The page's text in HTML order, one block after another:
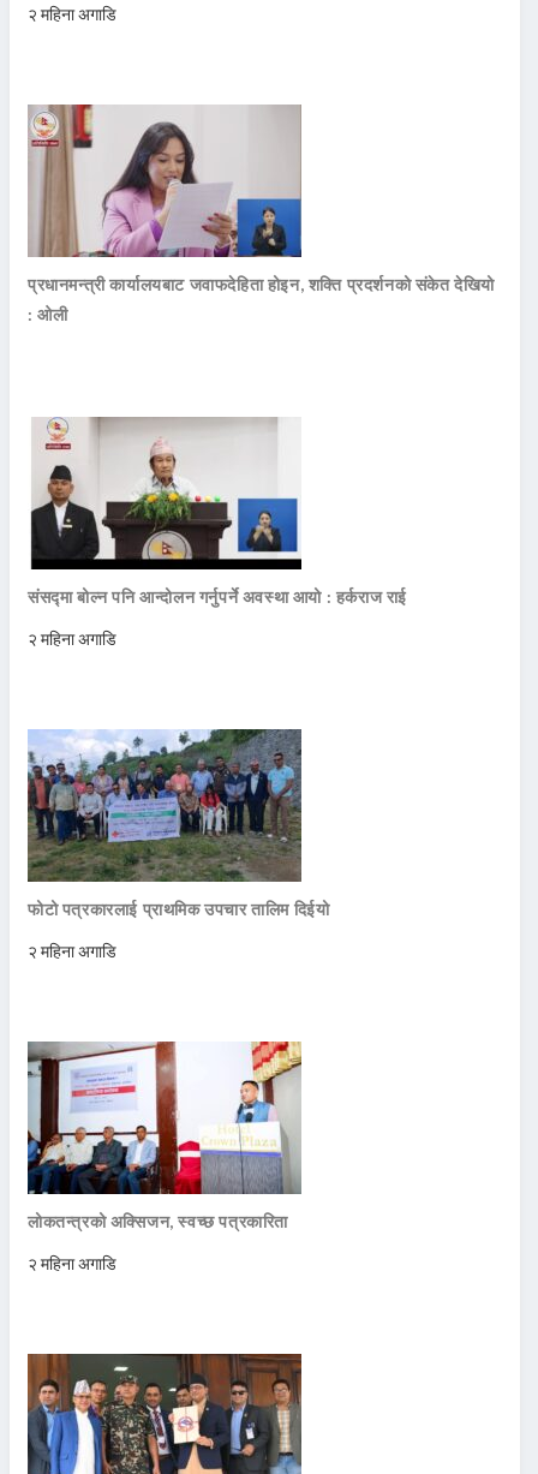
२ महिना अगाडि
प्रधानमन्त्री कार्यालयबाट जवाफदेहिता होइन, शक्ति प्रदर्शनको संकेत देखियो
: ओली
संसद्मा बोल्न पनि आन्दोलन गर्नुपर्ने अवस्था आयो : हर्कराज राई
२ महिना अगाडि
फोटो पत्रकारलाई प्राथमिक उपचार तालिम दिईयो
२ महिना अगाडि
लोकतन्त्रको अक्सिजन, स्वच्छ पत्रकारिता
२ महिना अगाडि